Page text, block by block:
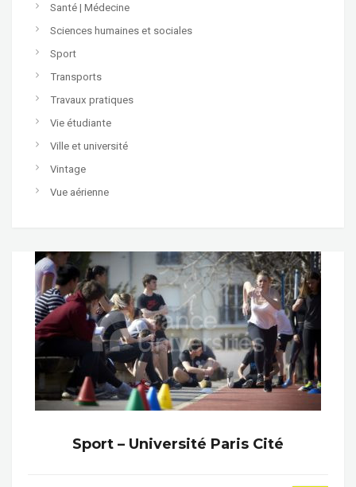
Santé | Médecine
Sciences humaines et sociales
Sport
Transports
Travaux pratiques
Vie étudiante
Ville et université
Vintage
Vue aérienne
Sport – Université Paris Cité